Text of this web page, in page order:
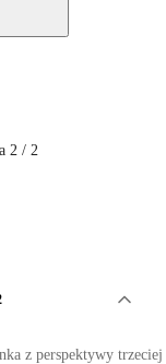
2 / 2
z perspektywy trzeciej